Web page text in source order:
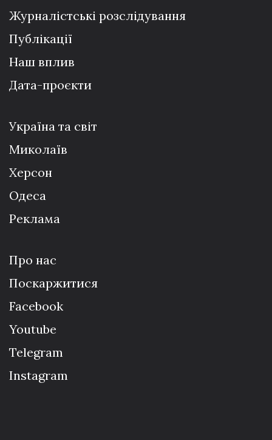
Журналістські розслідування
Публікації
Наш вплив
Дата-проєкти
Україна та світ
Миколаїв
Херсон
Одеса
Реклама
Про нас
Поскаржитися
Facebook
Youtube
Telegram
Instagram